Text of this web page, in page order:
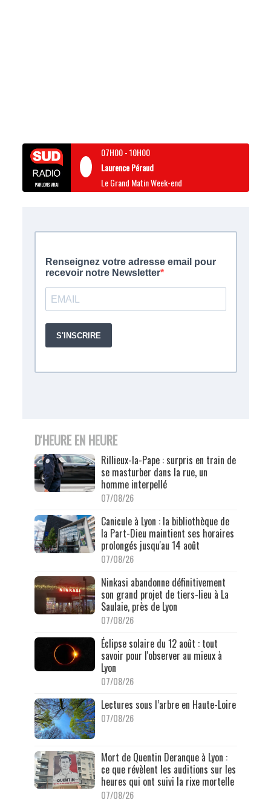
07H00-10H00
Laurence Péraud
Le Grand Matin Week-end
D'HEURE EN HEURE
Rillieux-la-Pape : surpris en train de
se masturber dans la rue, un
homme interpellé
07/08/26
Canicule à Lyon : la bibliothèque de
la Part-Dieu maintient ses horaires
prolongés jusqu'au 14 août
07/08/26
Ninkasi abandonne définitivement
son grand projet de tiers-lieu à La
Saulaie, près de Lyon
07/08/26
Éclipse solaire du 12 août : tout
savoir pour l'observer au mieux à
Lyon
07/08/26
Lectures sous l’arbre en Haute-Loire
07/08/26
Mort de Quentin Deranque à Lyon :
ce que révèlent les auditions sur les
heures qui ont suivi la rixe mortelle
07/08/26